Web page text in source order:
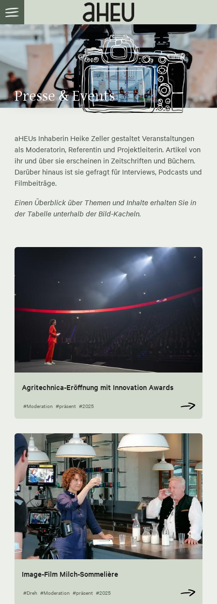
Presse & Events
aHEUs Inhaberin Heike Zeller gestaltet Veranstaltungen
als Moderatorin, Referentin und Projektleiterin. Artikel von
ihr und über sie erscheinen in Zeitschriften und Büchern.
Darüber hinaus ist sie gefragt für Interviews, Podcasts und
Filmbeiträge.
Einen Überblick über Themen und Inhalte erhalten Sie in
der Tabelle unterhalb der Bild-Kacheln.
Agritechnica-Eröffnung mit Innovation Awards
#Moderation #präsent #2025
Image-Film Milch-Sommelière
#Dreh #Moderation #präsent #2025